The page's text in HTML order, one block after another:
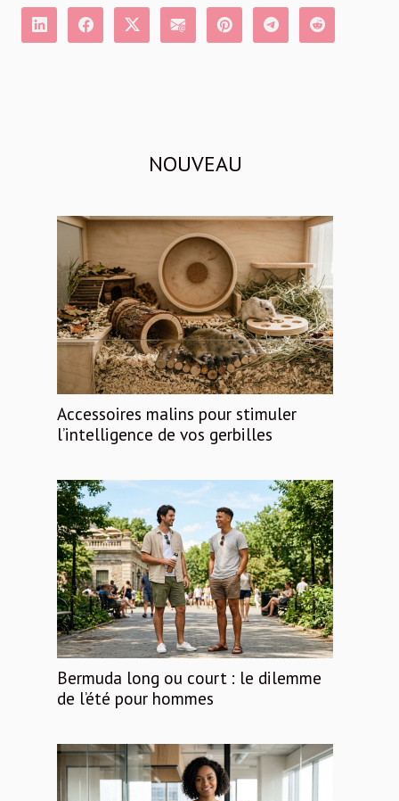
NOUVEAU
Accessoires malins pour stimuler
l’intelligence de vos gerbilles
Bermuda long ou court : le dilemme
de l’été pour hommes